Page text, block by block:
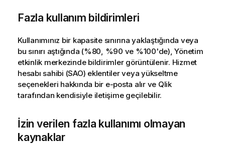
Fazla kullanım bildirimleri
Kullanımınız bir kapasite sınırına yaklaştığında veya
bu sınırı aştığında (%80, %90 ve %100'de),Yönetim
etkinlik merkezinde bildirimler görüntülenir. Hizmet
hesabı sahibi (SAO) eklentiler veya yükseltme
seçenekleri hakkında bir e-posta alır ve Qlik
tarafından kendisiyle iletişime geçilebilir.
İzin verilen fazla kullanımı olmayan
kaynaklar